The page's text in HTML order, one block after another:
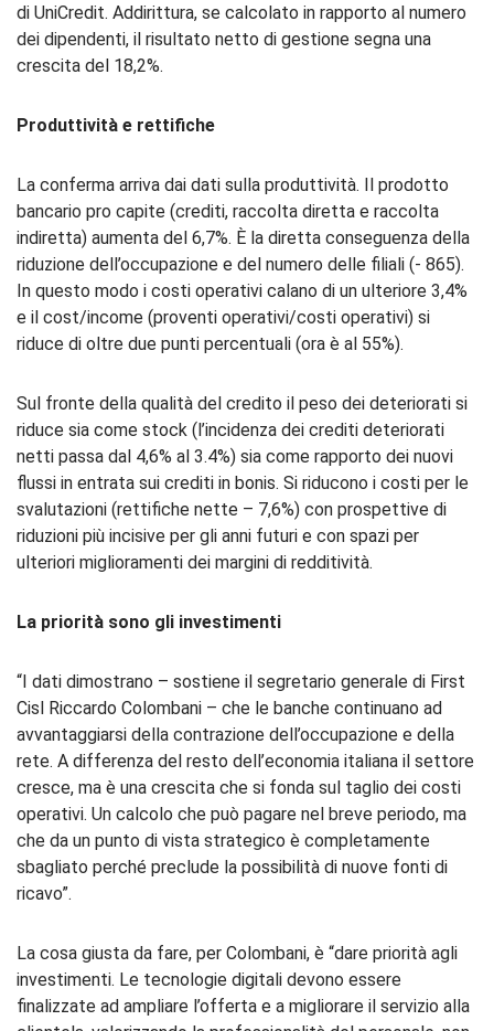
di UniCredit. Addirittura, se calcolato in rapporto al numero
dei dipendenti, il risultato netto di gestione segna una
crescita del 18,2%.
Produttività e rettifiche
La conferma arriva dai dati sulla produttività. Il prodotto
bancario pro capite (crediti, raccolta diretta e raccolta
indiretta) aumenta del 6,7%. È la diretta conseguenza della
riduzione dell’occupazione e del numero delle filiali (- 865).
In questo modo i costi operativi calano di un ulteriore 3,4%
e il cost/income (proventi operativi/costi operativi) si
riduce di oltre due punti percentuali (ora è al 55%).
Sul fronte della qualità del credito il peso dei deteriorati si
riduce sia come stock (l’incidenza dei crediti deteriorati
netti passa dal 4,6% al 3.4%) sia come rapporto dei nuovi
flussi in entrata sui crediti in bonis. Si riducono i costi per le
svalutazioni (rettifiche nette – 7,6%) con prospettive di
riduzioni più incisive per gli anni futuri e con spazi per
ulteriori miglioramenti dei margini di redditività.
La priorità sono gli investimenti
“I dati dimostrano – sostiene il segretario generale di First
Cisl Riccardo Colombani – che le banche continuano ad
avvantaggiarsi della contrazione dell’occupazione e della
rete. A differenza del resto dell’economia italiana il settore
cresce, ma è una crescita che si fonda sul taglio dei costi
operativi. Un calcolo che può pagare nel breve periodo, ma
che da un punto di vista strategico è completamente
sbagliato perché preclude la possibilità di nuove fonti di
ricavo”.
La cosa giusta da fare, per Colombani, è “dare priorità agli
investimenti. Le tecnologie digitali devono essere
finalizzate ad ampliare l’offerta e a migliorare il servizio alla